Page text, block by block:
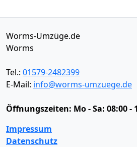
Worms-Umzüge.de
Worms
Tel.: 01579-2482399
E-Mail: info@worms-umzuege.de
Öffnungszeiten: Mo - Sa: 08:00 -
Impressum
Datenschutz